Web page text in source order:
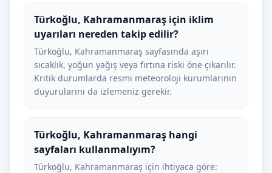
Türkoğlu, Kahramanmaraş için iklim
uyarıları nereden takip edilir?
Türkoğlu, Kahramanmaraş sayfasında aşırı
sıcaklık, yoğun yağış veya fırtına riski öne çıkarılır.
Kritik durumlarda resmi meteoroloji kurumlarının
duyurularını da izlemeniz gerekir.
Türkoğlu, Kahramanmaraş hangi
sayfaları kullanmalıyım?
Türkoğlu, Kahramanmaraş için ihtiyaca göre: